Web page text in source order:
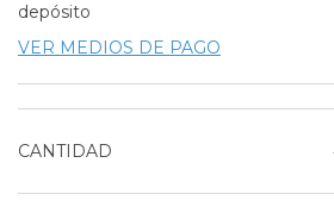
depósito
VER MEDIOS DE PAGO
CANTIDAD